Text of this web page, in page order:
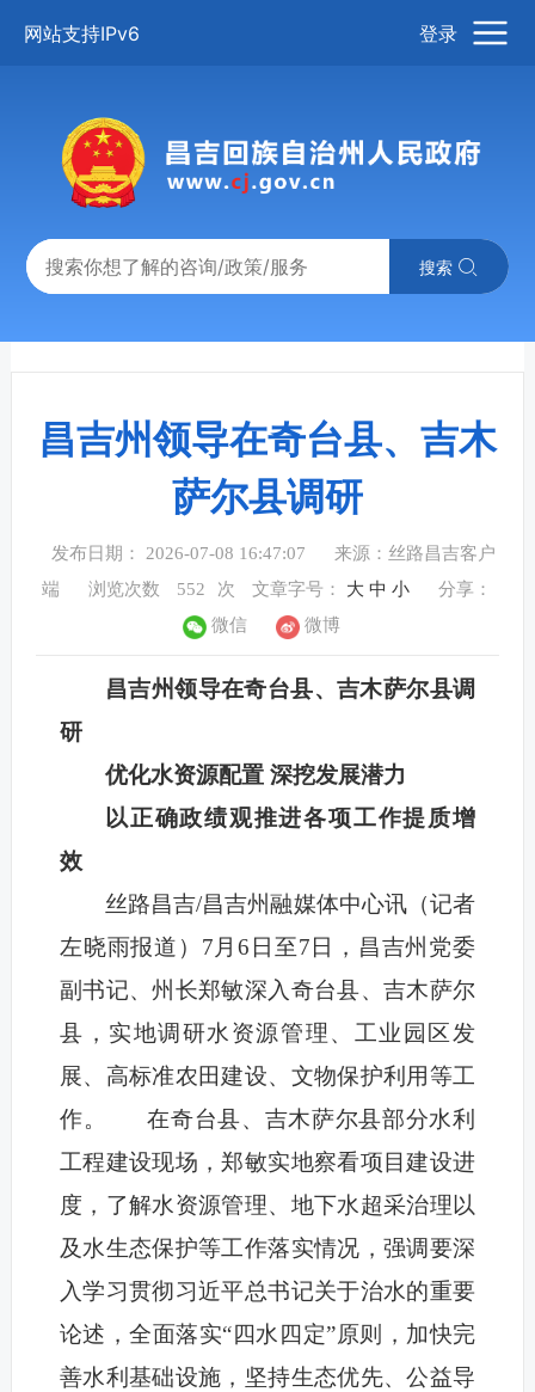
网站支持IPv6 登录
搜索
昌吉州领导在奇台县、吉木
萨尔县调研
发布日期： 2026-07-08 16:47:07
来源：丝路昌吉客户
端
浏览次数 552 次 文章字号： 大 中 小
分享：
微信
微博
昌吉州领导在奇台县、吉木萨尔县调
研
优化水资源配置 深挖发展潜力
以正确政绩观推进各项工作提质增
效
丝路昌吉/昌吉州融媒体中心讯（记者
左晓雨报道） 7月6日至7日，昌吉州党委
副书记、州长郑敏深入奇台县、吉木萨尔
县，实地调研水资源管理、工业园区发
展、高标准农田建设、文物保护利用等工
作。 在奇台县、吉木萨尔县部分水利
工程建设现场，郑敏实地察看项目建设进
度，了解水资源管理、地下水超采治理以
及水生态保护等工作落实情况，强调要深
入学习贯彻习近平总书记关于治水的重要
论述，全面落实“四水四定”原则，加快完
善水利基础设施，坚持生态优先、公益导